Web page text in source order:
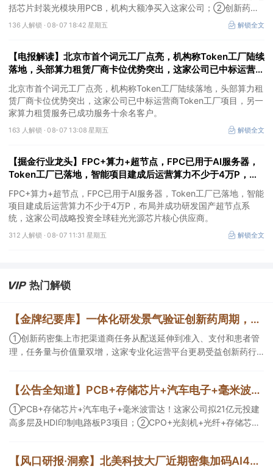
括芯片封装光模块用PCB，机构大额净买入这家公司；②创新药
CDMO+减肥药，收购国外知名CRO企业，在创新药API的化学合成
等方面具有丰富经验，具备承接细胞与基因治疗产品商业化受托生产
136 人解锁 ·08-07 18:42 星期五 解锁全文
【电报解读】北京市首个词元工厂点亮，机构称Token工厂陆续
落地，头部算力租赁厂商卡位优势突出，这家公司已中标运营商
Token工厂项目
北京市首个词元工厂点亮，机构称Token工厂陆续落地，头部算力租
赁厂商卡位优势突出，这家公司已中标运营商Token工厂项目，另一
家算力租赁服务已成功服务十余名客户。
163 人解锁 ·08-07 13:08 星期五 解锁全文
【掘金行业龙头】FPC+算力+超节点，FPC已用于AI服务器，
Token工厂已落地，智能项目建成后运营算力不少于4万P，这
家公司布局并成功研发国产超节点系统
FPC+算力+超节点，FPC已用于AI服务器，Token工厂已落地，智能
项目建成后运营算力不少于4万P，布局并成功研发国产超节点系
统，这家公司战略投资全球硅光光源芯片核心供应商。
312 人解锁 ·08-07 11:31 星期五 解锁全文
热门解锁
【金牌纪要库】一体化研发景气验证创新药周期，商业渠道与AI科研设备同步扩容
①创新药密集上市把渠道商任务从配送延伸到准入、支付和患者管
理，任务量与价值量双增，这家专业化运营平台更易受益创新药行
研发会带动数据生产与分析设备、生物工艺与制药装备等需求，管
线推进后这一类企业会随产业节奏随后受益。
【公告全知道】PCB+存储芯片+汽车电子+毫米波雷达！公司拟21亿元投建高多层及HDI印制电路板P3项目
①PCB+存储芯片+汽车电子+毫米波雷达！这家公司拟21亿元投建
高多层及HDI印制电路板P3项目；②CPO+光刻机+光纤+存储芯
纯六氟化钨量产。
【风口研报·洞察】北美科技大厂近期密集加码AI4S，分析师看好上游药物早研产业链成为“卖铲层”，或率先受益于模型训练带来的需求井喷；寻找AI错杀环节与筹码结构改善方向